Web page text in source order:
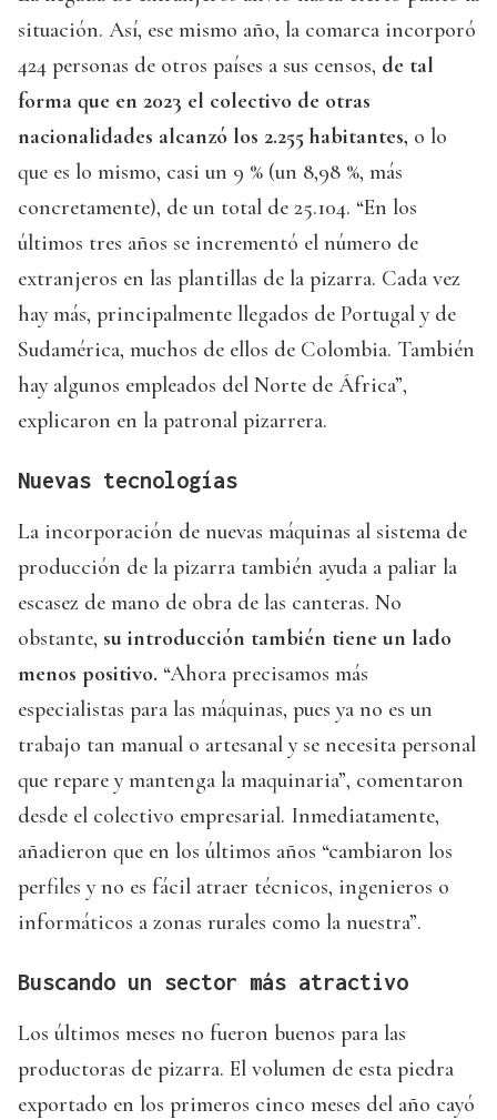
situación. Así, ese mismo año, la comarca incorporó
424 personas de otros países a sus censos, de tal
forma que en 2023 el colectivo de otras
nacionalidades alcanzó los 2.255 habitantes, o lo
que es lo mismo, casi un 9 % (un 8,98 %, más
concretamente), de un total de 25.104. “En los
últimos tres años se incrementó el número de
extranjeros en las plantillas de la pizarra. Cada vez
hay más, principalmente llegados de Portugal y de
Sudamérica, muchos de ellos de Colombia. También
hay algunos empleados del Norte de África”,
explicaron en la patronal pizarrera.
Nuevas tecnologías
La incorporación de nuevas máquinas al sistema de
producción de la pizarra también ayuda a paliar la
escasez de mano de obra de las canteras. No
obstante, su introducción también tiene un lado
menos positivo. “Ahora precisamos más
especialistas para las máquinas, pues ya no es un
trabajo tan manual o artesanal y se necesita personal
que repare y mantenga la maquinaria”, comentaron
desde el colectivo empresarial. Inmediatamente,
añadieron que en los últimos años “cambiaron los
perfiles y no es fácil atraer técnicos, ingenieros o
informáticos a zonas rurales como la nuestra”.
Buscando un sector más atractivo
Los últimos meses no fueron buenos para las
productoras de pizarra. El volumen de esta piedra
exportado en los primeros cinco meses del año cayó